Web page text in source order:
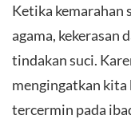
Ketika kemarahan
agama, kekerasan
tindakan suci.
mengingatkan kita
tercermin pada